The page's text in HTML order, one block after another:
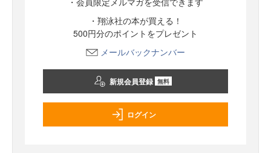
・翔泳社の本が買える！
500円分のポイントをプレゼント
メールバックナンバー
新規会員登録 無料
ログイン